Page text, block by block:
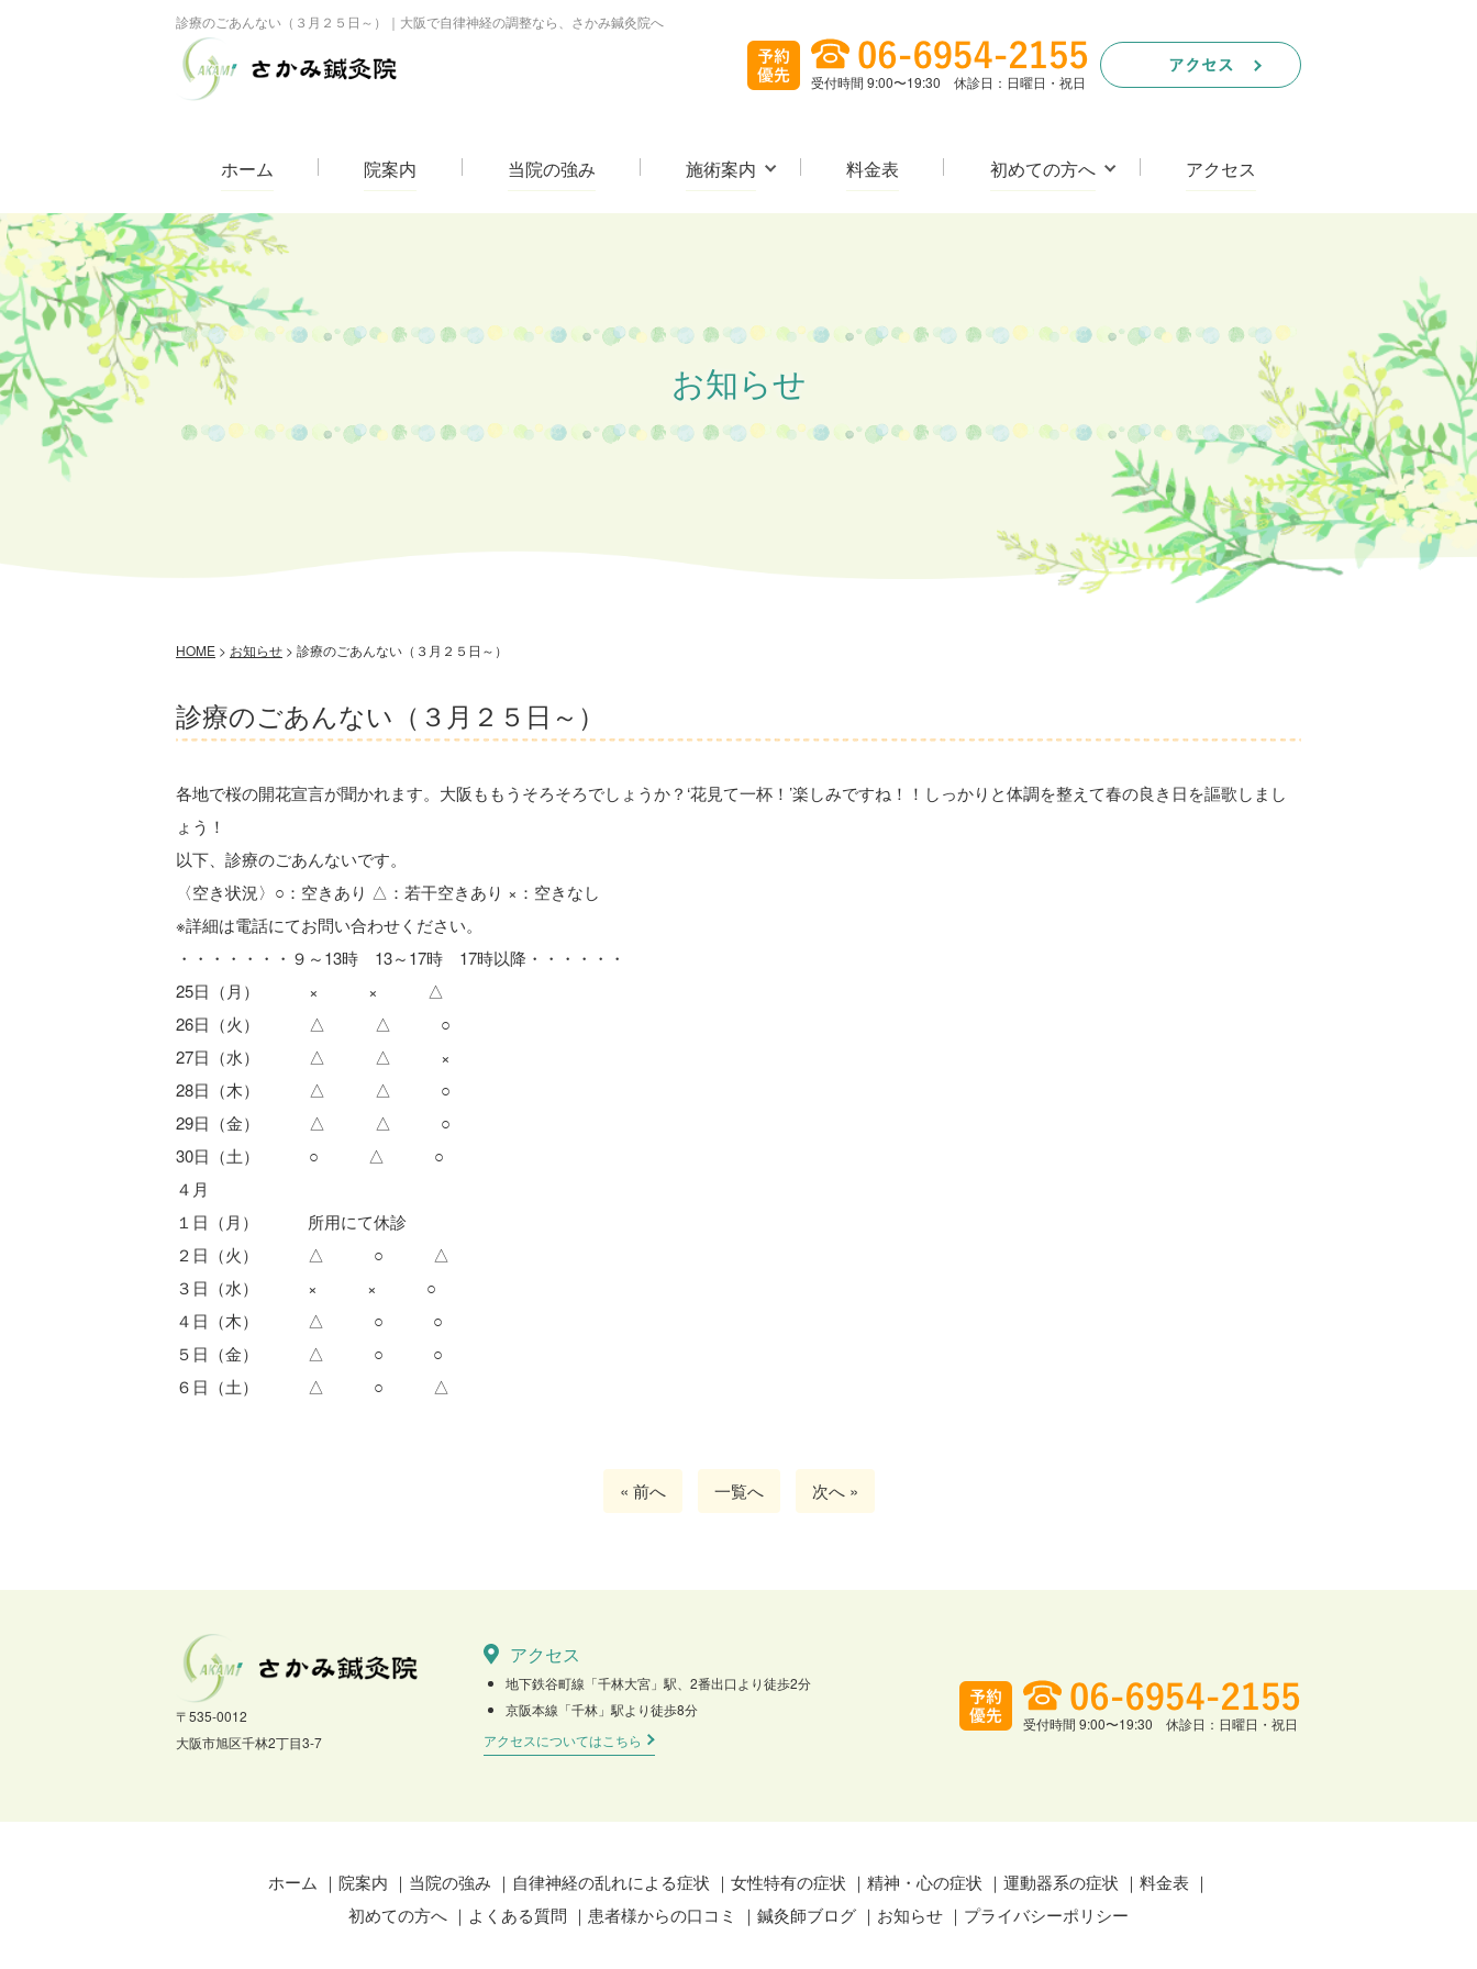
診療のごあんない（３月２５日～）｜大阪で自律神経の調整なら、さかみ鍼灸院へ
受付時間 9:00〜19:30 休診日：日曜日・祝日
ホーム 院案内 当院の強み 施術案内 料金表 初めての方へ アクセス
お知らせ
HOME > お知らせ > 診療のごあんない（３月２５日～）
診療のごあんない（３月２５日～）
各地で桜の開花宣言が聞かれます。大阪ももうそろそろでしょうか？‘花見て一杯！’楽しみですね！！しっかりと体調を整えて春の良き日を謳歌しまし
ょう！
以下、診療のごあんないです。
〈空き状況〉○：空きあり △：若干空きあり ×：空きなし
※詳細は電話にてお問い合わせください。
・・・・・・・９～13時 13～17時 17時以降・・・・・・
25日（月） × × △
26日（火） △ △ ○
27日（水） △ △ ×
28日（木） △ △ ○
29日（金） △ △ ○
30日（土） ○ △ ○
４月
１日（月） 所用にて休診
２日（火） △ ○ △
３日（水） × × ○
４日（木） △ ○ ○
５日（金） △ ○ ○
６日（土） △ ○ △
« 前へ 一覧へ 次へ »
受付時間 9:00〜19:30 休診日：日曜日・祝日
〒535-0012
大阪市旭区千林2丁目3-7
アクセス
地下鉄谷町線「千林大宮」駅、2番出口より徒歩2分
京阪本線「千林」駅より徒歩8分
アクセスについてはこちら
ホーム 院案内 当院の強み 自律神経の乱れによる症状 女性特有の症状 精神・心の症状 運動器系の症状
料金表
初めての方へ
よくある質問 患者様からの口コミ 鍼灸師ブログ お知らせ プライバシーポリシー